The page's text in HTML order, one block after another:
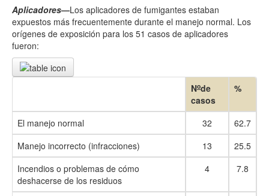
Aplicadores—Los aplicadores de fumigantes estaban
expuestos más frecuentemente durante el manejo normal. Los
orígenes de exposición para los 51 casos de aplicadores
fueron:
Node
casos
%
El manejo normal 32
62.7
Manejo incorrecto (infracciones)
13
25.5
Incendios o problemas de cómo
deshacerse de los residuos
4 7.8